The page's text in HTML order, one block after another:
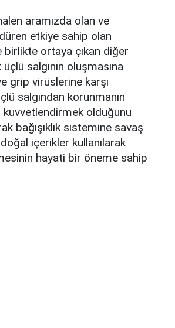
aramızda olan ve
etkiye sahip olan
birlikte ortaya çıkan diğer
salgının oluşmasına
grip virüslerine karşı
salgından korunmanın
kuvvetlendirmek olduğunu
bağışıklık sistemine savaş
içerikler kullanılarak
hayati bir öneme sahip